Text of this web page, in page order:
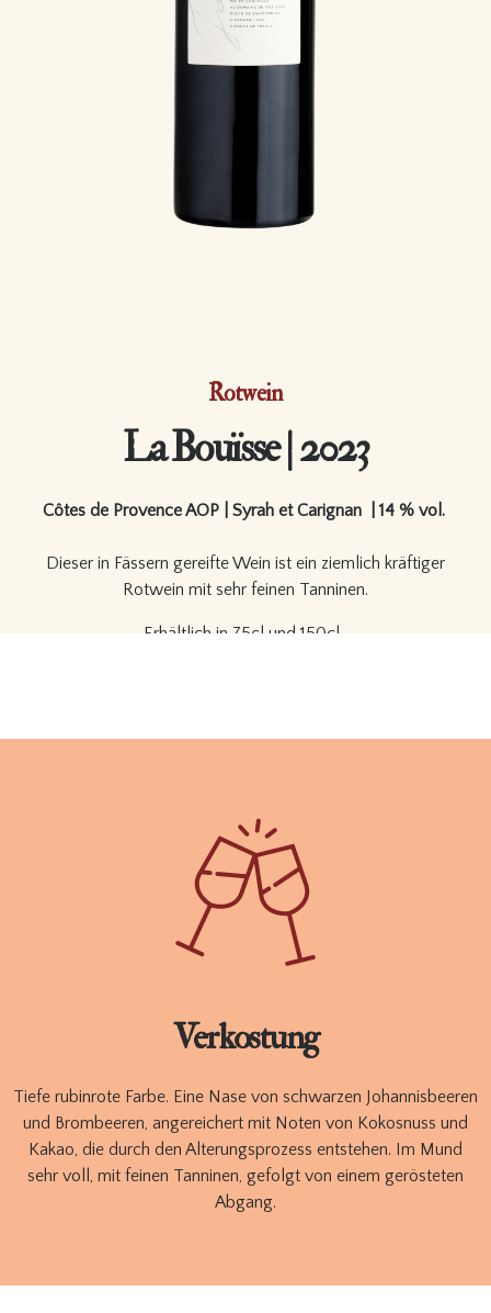
Rotwein
La Bouïsse | 2023
Côtes de Provence AOP | Syrah et Carignan | 14 % vol.
Dieser in Fässern gereifte Wein ist ein ziemlich kräftiger
Rotwein mit sehr feinen Tanninen.
Erhältlich in 75cl und 150cl.
Verkostung
Tiefe rubinrote Farbe. Eine Nase von schwarzen Johannisbeeren
und Brombeeren, angereichert mit Noten von Kokosnuss und
Kakao, die durch den Alterungsprozess entstehen. Im Mund
sehr voll, mit feinen Tanninen, gefolgt von einem gerösteten
Abgang.